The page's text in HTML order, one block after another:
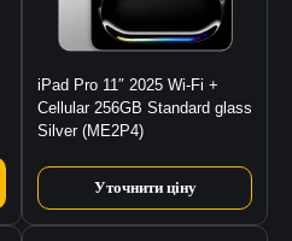
iPad Pro 11″ 2025 Wi-Fi +
Cellular 256GB Standard glass
Silver (ME2P4)
Уточнити ціну